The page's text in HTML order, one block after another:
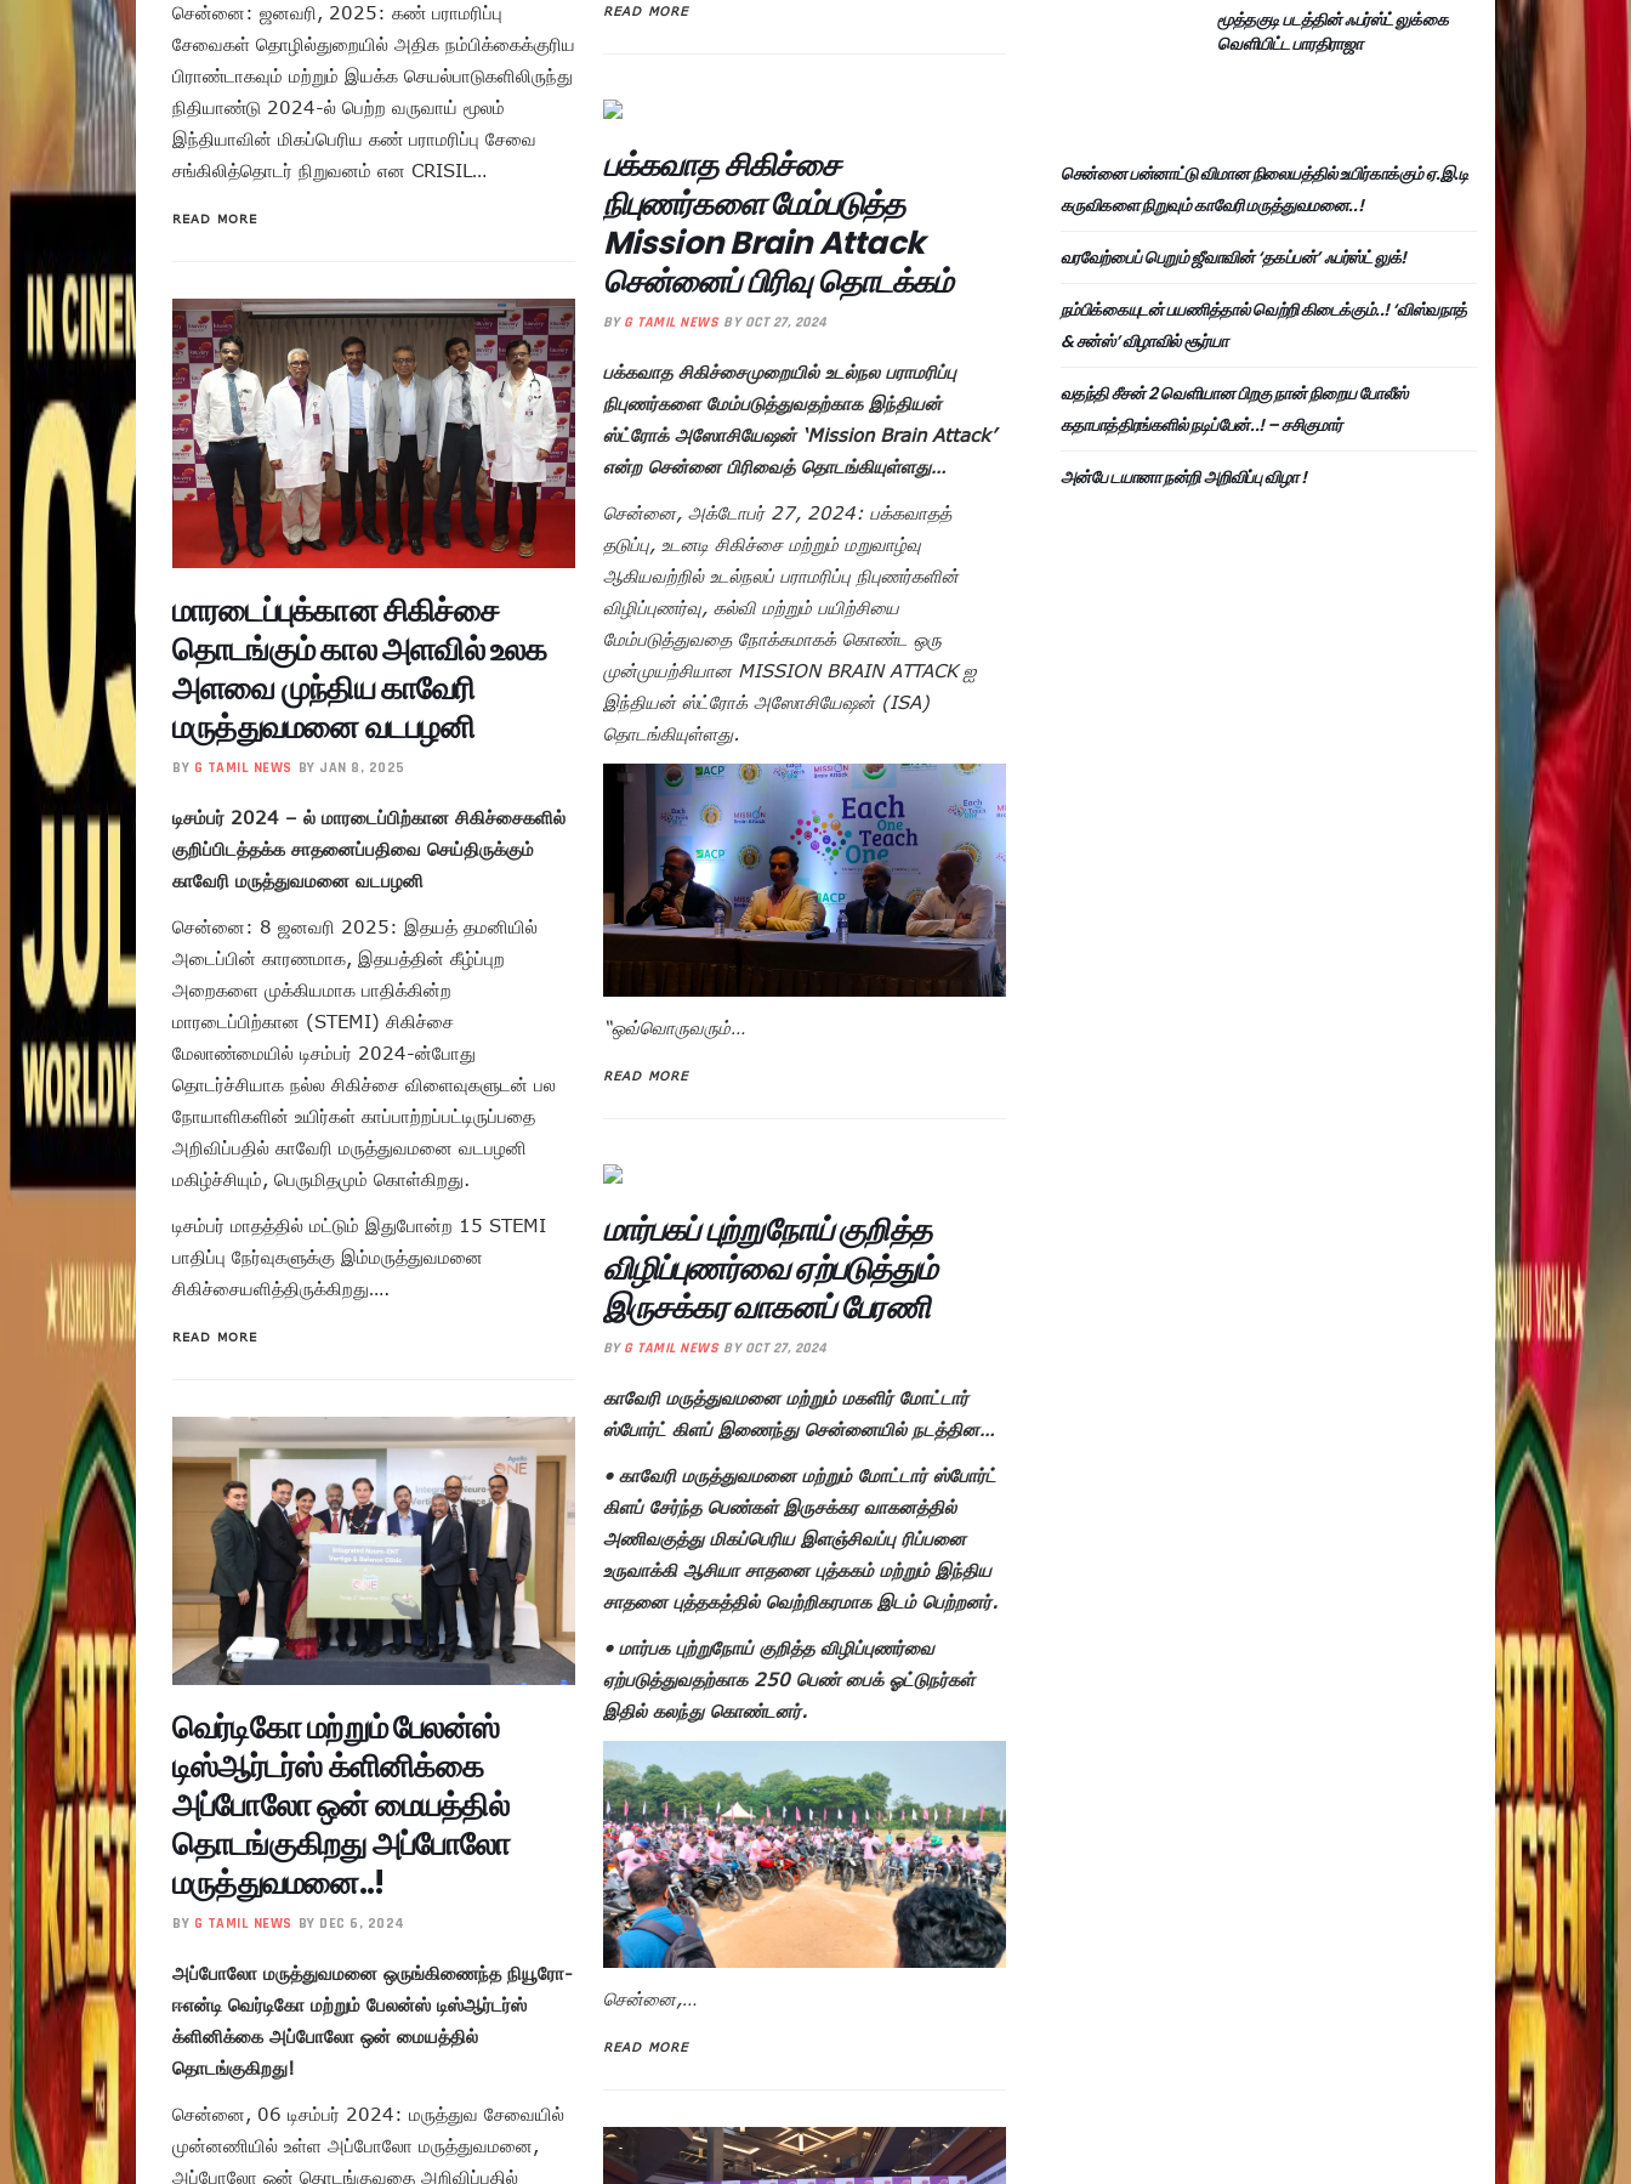
சென்னை: ஜனவரி, 2025: கண் பராமரிப்பு
சேவைகள் தொழில்துறையில் அதிக நம்பிக்கைக்குரிய
பிராண்டாகவும் மற்றும் இயக்க செயல்பாடுகளிலிருந்து
நிதியாண்டு 2024-ல் பெற்ற வருவாய் மூலம்
இந்தியாவின் மிகப்பெரிய கண் பராமரிப்பு சேவை
சங்கிலித்தொடர் நிறுவனம் என CRISIL…
READ MORE
மாரடைப்புக்கான சிகிச்சை
தொடங்கும் கால அளவில் உலக
அளவை முந்திய காவேரி
மருத்துவமனை வடபழனி
BY G TAMIL NEWS BY JAN 8, 2025
டிசம்பர் 2024 – ல் மாரடைப்பிற்கான சிகிச்சைகளில்
குறிப்பிடத்தக்க சாதனைப்பதிவை செய்திருக்கும்
காவேரி மருத்துவமனை வடபழனி
சென்னை: 8 ஜனவரி 2025: இதயத் தமனியில்
அடைப்பின் காரணமாக, இதயத்தின் கீழ்ப்புற
அறைகளை முக்கியமாக பாதிக்கின்ற
மாரடைப்பிற்கான (STEMI) சிகிச்சை
மேலாண்மையில் டிசம்பர் 2024-ன்போது
தொடர்ச்சியாக நல்ல சிகிச்சை விளைவுகளுடன் பல
நோயாளிகளின் உயிர்கள் காப்பாற்றப்பட்டிருப்பதை
அறிவிப்பதில் காவேரி மருத்துவமனை வடபழனி
மகிழ்ச்சியும், பெருமிதமும் கொள்கிறது.
டிசம்பர் மாதத்தில் மட்டும் இதுபோன்ற 15 STEMI
பாதிப்பு நேர்வுகளுக்கு இம்மருத்துவமனை
சிகிச்சையளித்திருக்கிறது….
READ MORE
வெர்டிகோ மற்றும் பேலன்ஸ்
டிஸ்ஆர்டர்ஸ் க்ளினிக்கை
அப்போலோ ஒன் மையத்தில்
தொடங்குகிறது அப்போலோ
மருத்துவமனை..!
BY G TAMIL NEWS BY DEC 6, 2024
அப்போலோ மருத்துவமனை ஒருங்கிணைந்த நியூரோ-
ஈஎன்டி வெர்டிகோ மற்றும் பேலன்ஸ் டிஸ்ஆர்டர்ஸ்
க்ளினிக்கை அப்போலோ ஒன் மையத்தில்
தொடங்குகிறது!
சென்னை, 06 டிசம்பர் 2024: மருத்துவ சேவையில்
முன்னணியில் உள்ள அப்போலோ மருத்துவமனை,
அப்போலோ ஒன் தொடங்குவதை அறிவிப்பதில்
READ MORE
பக்கவாத சிகிச்சை
நிபுணர்களை மேம்படுத்த
Mission Brain Attack
சென்னைப் பிரிவு தொடக்கம்
BY G TAMIL NEWS BY OCT 27, 2024
பக்கவாத சிகிச்சைமுறையில் உடல்நல பராமரிப்பு
நிபுணர்களை மேம்படுத்துவதற்காக இந்தியன்
ஸ்ட்ரோக் அஸோசியேஷன் ‘Mission Brain Attack’
என்ற சென்னை பிரிவைத் தொடங்கியுள்ளது…
சென்னை, அக்டோபர் 27, 2024: பக்கவாதத்
தடுப்பு, உடனடி சிகிச்சை மற்றும் மறுவாழ்வு
ஆகியவற்றில் உடல்நலப் பராமரிப்பு நிபுணர்களின்
விழிப்புணர்வு, கல்வி மற்றும் பயிற்சியை
மேம்படுத்துவதை நோக்கமாகக் கொண்ட ஒரு
முன்முயற்சியான MISSION BRAIN ATTACK ஐ
இந்தியன் ஸ்ட்ரோக் அஸோசியேஷன் (ISA)
தொடங்கியுள்ளது.
“ஒவ்வொருவரும்…
READ MORE
மார்பகப் புற்றுநோய் குறித்த
விழிப்புணர்வை ஏற்படுத்தும்
இருசக்கர வாகனப் பேரணி
BY G TAMIL NEWS BY OCT 27, 2024
காவேரி மருத்துவமனை மற்றும் மகளிர் மோட்டார்
ஸ்போர்ட் கிளப் இணைந்து சென்னையில் நடத்தின…
• காவேரி மருத்துவமனை மற்றும் மோட்டார் ஸ்போர்ட்
கிளப் சேர்ந்த பெண்கள் இருசக்கர வாகனத்தில்
அணிவகுத்து மிகப்பெரிய இளஞ்சிவப்பு ரிப்பனை
உருவாக்கி ஆசியா சாதனை புத்ககம் மற்றும் இந்திய
சாதனை புத்தகத்தில் வெற்றிகரமாக இடம் பெற்றனர்.
• மார்பக புற்றுநோய் குறித்த விழிப்புணர்வை
ஏற்படுத்துவதற்காக 250 பெண் பைக் ஓட்டுநர்கள்
இதில் கலந்து கொண்டனர்.
சென்னை,…
READ MORE
மூத்தகுடி படத்தின் ஃபர்ஸ்ட் லுக்கை
வெளியிட்ட பாரதிராஜா
சென்னை பன்னாட்டு விமான நிலையத்தில் உயிர்காக்கும் ஏ.இ.டி
கருவிகளை நிறுவும் காவேரி மருத்துவமனை..!
வரவேற்பைப் பெறும் ஜீவாவின் ‘தகப்பன்’ ஃபர்ஸ்ட் லுக்!
நம்பிக்கையுடன் பயணித்தால் வெற்றி கிடைக்கும்..! ‘விஸ்வநாத்
& சன்ஸ்’ விழாவில் சூர்யா
வதந்தி சீசன் 2 வெளியான பிறகு நான் நிறைய போலீஸ்
கதாபாத்திரங்களில் நடிப்பேன்..! – சசிகுமார்
அன்பே டயானா நன்றி அறிவிப்பு விழா !